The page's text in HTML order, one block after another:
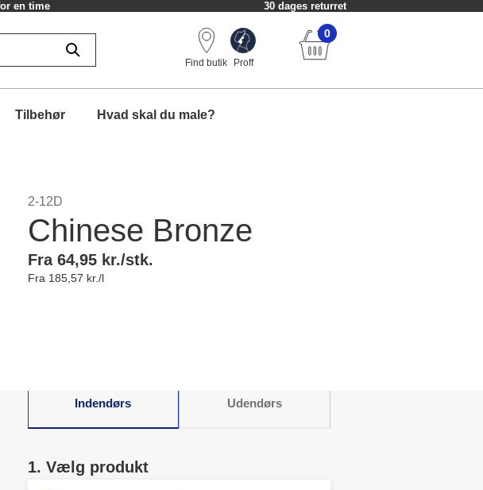
en time 30 dages returret
Find butik Proff
0
Tilbehør Hvad skal du male?
2-12D
Chinese Bronze
Fra 64,95 kr./stk.
Fra 185,57 kr./l
Indendørs Udendørs
1. Vælg produkt